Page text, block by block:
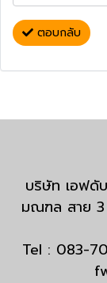
ตอบกลับ
บริษัท เอฟดั
มณฑล สาย 3
Tel : 083-